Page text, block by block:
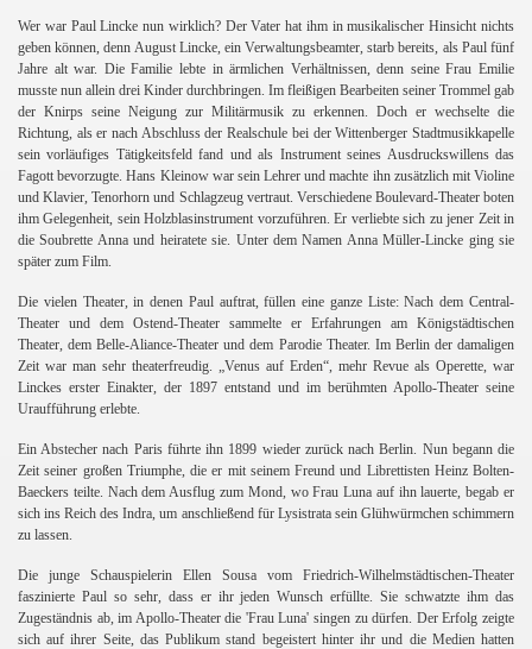
Wer war Paul Lincke nun wirklich? Der Vater hat ihm in musikalischer Hinsicht nichts
geben können, denn August Lincke, ein Verwaltungsbeamter, starb bereits, als Paul fünf
Jahre alt war. Die Familie lebte in ärmlichen Verhältnissen, denn seine Frau Emilie
musste nun allein drei Kinder durchbringen. Im fleißigen Bearbeiten seiner Trommel gab
der Knirps seine Neigung zur Militärmusik zu erkennen. Doch er wechselte die
Richtung, als er nach Abschluss der Realschule bei der Wittenberger Stadtmusikkapelle
sein vorläufiges Tätigkeitsfeld fand und als Instrument seines Ausdruckswillens das
Fagott bevorzugte. Hans Kleinow war sein Lehrer und machte ihn zusätzlich mit Violine
und Klavier, Tenorhorn und Schlagzeug vertraut. Verschiedene Boulevard-Theater boten
ihm Gelegenheit, sein Holzblasinstrument vorzuführen. Er verliebte sich zu jener Zeit in
die Soubrette Anna und heiratete sie. Unter dem Namen Anna Müller-Lincke ging sie
später zum Film.
Die vielen Theater, in denen Paul auftrat, füllen eine ganze Liste: Nach dem Central-
Theater und dem Ostend-Theater sammelte er Erfahrungen am Königstädtischen
Theater, dem Belle-Aliance-Theater und dem Parodie Theater. Im Berlin der damaligen
Zeit war man sehr theaterfreudig. „Venus auf Erden“, mehr Revue als Operette, war
Linckes erster Einakter, der 1897 entstand und im berühmten Apollo-Theater seine
Uraufführung erlebte.
Ein Abstecher nach Paris führte ihn 1899 wieder zurück nach Berlin. Nun begann die
Zeit seiner großen Triumphe, die er mit seinem Freund und Librettisten Heinz Bolten-
Baeckers teilte. Nach dem Ausflug zum Mond, wo Frau Luna auf ihn lauerte, begab er
sich ins Reich des Indra, um anschließend für Lysistrata sein Glühwürmchen schimmern
zu lassen.
Die junge Schauspielerin Ellen Sousa vom Friedrich-Wilhelmstädtischen-Theater
faszinierte Paul so sehr, dass er ihr jeden Wunsch erfüllte. Sie schwatzte ihm das
Zugeständnis ab, im Apollo-Theater die 'Frau Luna' singen zu dürfen. Der Erfolg zeigte
sich auf ihrer Seite, das Publikum stand begeistert hinter ihr und die Medien hatten